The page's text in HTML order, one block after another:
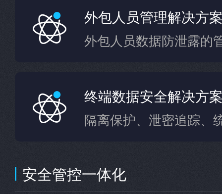
外包人员管理解决方
外包人员数据防泄露的
终端数据安全解决方
隔离保护、泄密追踪、
安全管控一体化